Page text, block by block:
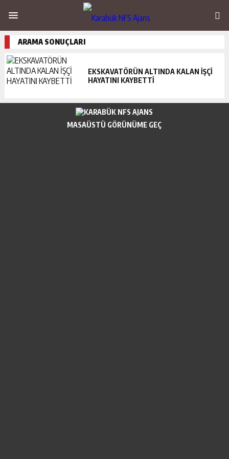
ARAMA SONUÇLARI
EKSKAVATÖRÜN ALTINDA KALAN İŞÇİ
HAYATINI KAYBETTİ
MASAÜSTÜ GÖRÜNÜME GEÇ